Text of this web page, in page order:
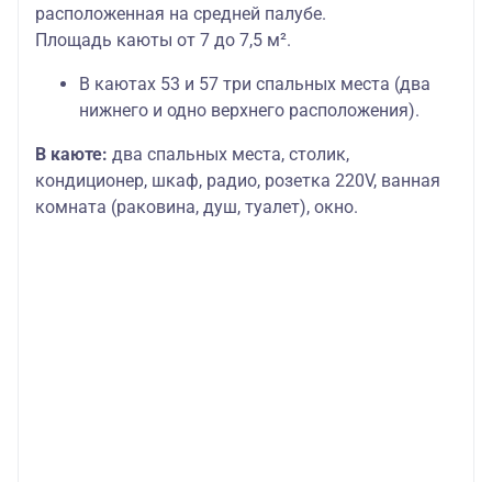
расположенная на средней палубе.
Площадь каюты от 7 до 7,5 м².
В каютах 53 и 57 три спальных места (два
нижнего и одно верхнего расположения).
В каюте: два спальных места, столик,
кондиционер, шкаф, радио, розетка 220V, ванная
комната (раковина, душ, туалет), окно.